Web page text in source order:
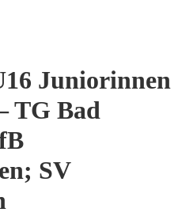
Juniorinnen
TG Bad
SV